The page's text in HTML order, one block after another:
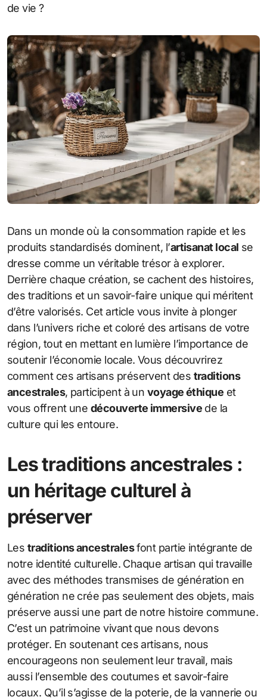
de vie ?
Dans un monde où la consommation rapide et les
produits standardisés dominent, l’artisanat local se
dresse comme un véritable trésor à explorer.
Derrière chaque création, se cachent des histoires,
des traditions et un savoir-faire unique qui méritent
d’être valorisés. Cet article vous invite à plonger
dans l’univers riche et coloré des artisans de votre
région, tout en mettant en lumière l’importance de
soutenir l’économie locale. Vous découvrirez
comment ces artisans préservent des traditions
ancestrales, participent à un voyage éthique et
vous offrent une découverte immersive de la
culture qui les entoure.
Les traditions ancestrales :
un héritage culturel à
préserver
Les traditions ancestralesfont partie intégrante de
notre identité culturelle. Chaque artisan qui travaille
avec des méthodes transmises de génération en
génération ne crée pas seulement des objets, mais
préserve aussi une part de notre histoire commune.
C’est un patrimoine vivant que nous devons
protéger. En soutenant ces artisans, nous
encourageons non seulement leur travail, mais
aussi l’ensemble des coutumes et savoir-faire
locaux. Qu’il s’agisse de la poterie, de la vannerie ou